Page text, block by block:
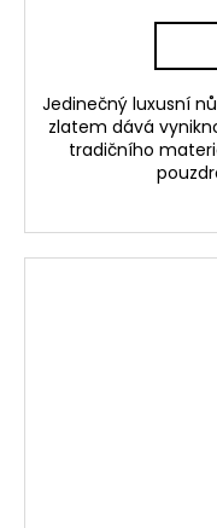
Jedinečný luxusní
zlatem dává
tradičního